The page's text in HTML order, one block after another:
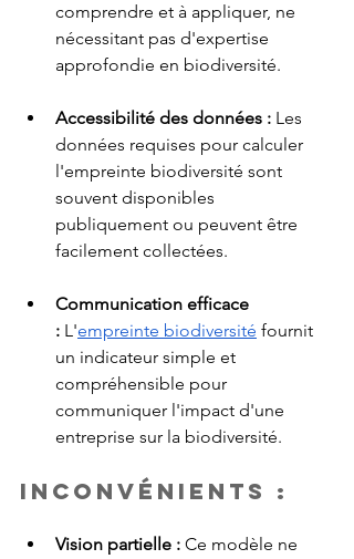
comprendre et à appliquer, ne
nécessitant pas d'expertise
approfondie en biodiversité.
Accessibilité des données : Les
données requises pour calculer
l'empreinte biodiversité sont
souvent disponibles
publiquement ou peuvent être
facilement collectées.
Communication efficace
: L'empreinte biodiversité fournit
un indicateur simple et
compréhensible pour
communiquer l'impact d'une
entreprise sur la biodiversité.
Inconvénients :
Vision partielle : Ce modèle ne